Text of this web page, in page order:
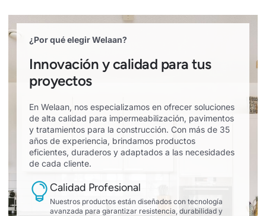
¿Por qué elegir Welaan?
Innovación y calidad para tus
proyectos
En Welaan, nos especializamos en ofrecer soluciones
de alta calidad para impermeabilización, pavimentos
y tratamientos para la construcción. Con más de 35
años de experiencia, brindamos productos
eficientes, duraderos y adaptados a las necesidades
de cada cliente.
Calidad Profesional
Nuestros productos están diseñados con tecnología
avanzada para garantizar resistencia, durabilidad y